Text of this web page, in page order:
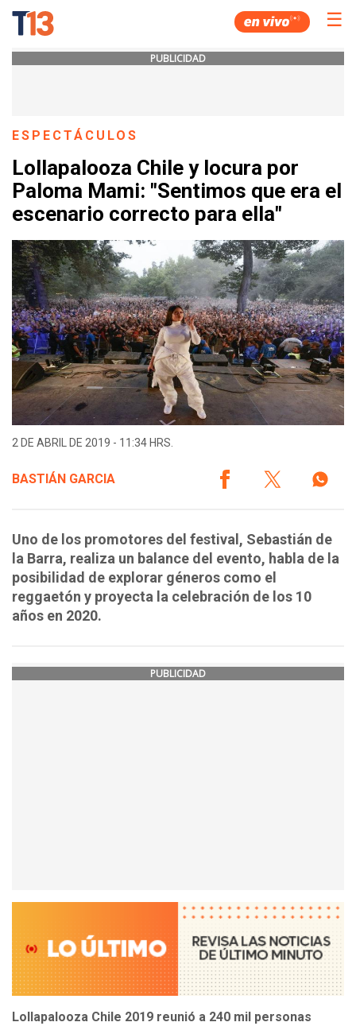
☰
PUBLICIDAD
ESPECTÁCULOS
Lollapalooza Chile y locura por
Paloma Mami: "Sentimos que era el
escenario correcto para ella"
2 DE ABRIL DE 2019 - 11:34 HRS.
BASTIÁN GARCIA
Uno de los promotores del festival, Sebastián de
la Barra, realiza un balance del evento, habla de la
posibilidad de explorar géneros como el
reggaetón y proyecta la celebración de los 10
años en 2020.
PUBLICIDAD
Lollapalooza Chile 2019 reunió a 240 mil personas